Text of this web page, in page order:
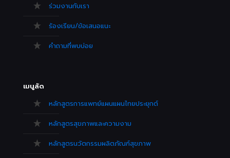
ร่วมงานกับเรา
ร้องเรียน/ข้อเสนอแนะ
คำถามที่พบบ่อย
เมนูลัด
หลักสูตรการแพทย์แผนแผนไทยประยุกต์
หลักสูตรสุขภาพและความงาม
หลักสูตรนวัตกรรมผลิตภัณฑ์สุขภาพ